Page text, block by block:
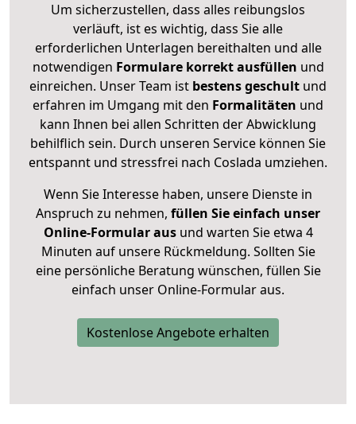
Um sicherzustellen, dass alles reibungslos
verläuft, ist es wichtig, dass Sie alle
erforderlichen Unterlagen bereithalten und alle
notwendigen Formulare korrekt ausfüllen und
einreichen. Unser Team ist bestens geschult und
erfahren im Umgang mit den Formalitäten und
kann Ihnen bei allen Schritten der Abwicklung
behilflich sein. Durch unseren Service können Sie
entspannt und stressfrei nach Coslada umziehen.
Wenn Sie Interesse haben, unsere Dienste in
Anspruch zu nehmen, füllen Sie einfach unser
Online-Formular ausund warten Sie etwa 4
Minuten auf unsere Rückmeldung. Sollten Sie
eine persönliche Beratung wünschen, füllen Sie
einfach unser Online-Formular aus.
Kostenlose Angebote erhalten